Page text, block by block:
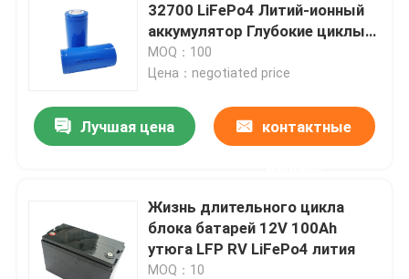
32700 LiFePo4 Литий-ионный
аккумулятор Глубокие циклы
6000mAh
MOQ：100
Цена：negotiated price
Лучшая цена контактные
Жизнь длительного цикла
блока батарей 12V 100Ah
утюга LFP RV LiFePo4 лития
MOQ：10